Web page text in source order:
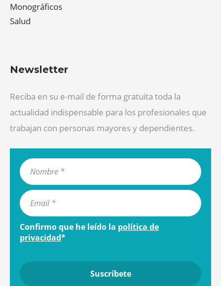
Monográficos
Salud
Newsletter
Reciba en su e-mail de forma gratuita toda la
actualidad indispensable para los profesionales que
trabajan con personas mayores y dependientes.
Confirmo que he leído la política de
privacidad*